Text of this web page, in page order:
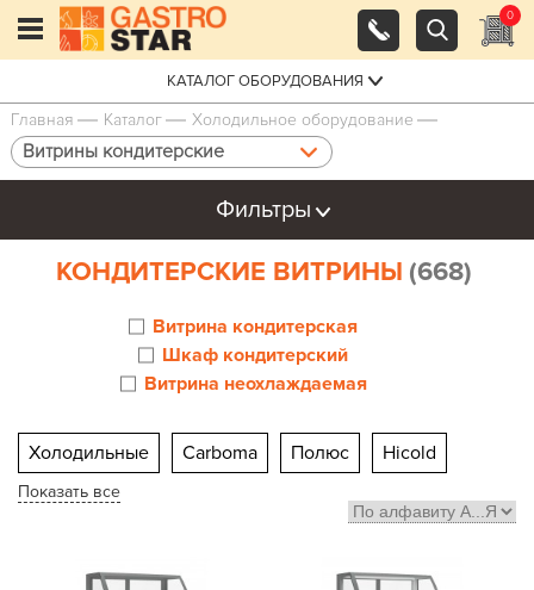
0
КАТАЛОГ ОБОРУДОВАНИЯ
Главная Каталог Холодильное оборудование
Витрины кондитерские
Фильтры
КОНДИТЕРСКИЕ ВИТРИНЫ (668)
Витрина кондитерская
Шкаф кондитерский
Витрина неохлаждаемая
Холодильные Carboma Полюс Hicold
Марихолодмаш Veneto Настольные
Показать все